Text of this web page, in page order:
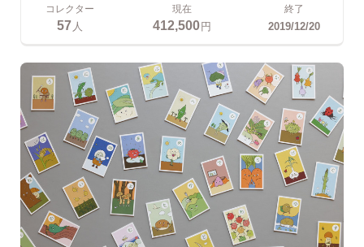
コレクター
57人
現在
412,500円
終了
2019/12/20